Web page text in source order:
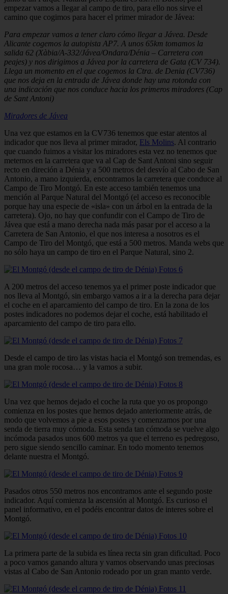
empezar vamos a llegar al campo de tiro, para ello nos sirve el
camino que cogimos para hacer el primer mirador de Jávea:
Para empezar vamos a tener claro cómo llegar a Jávea. Desde
Alicante cogemos la autopista AP7. A unos 65km tomamos la
salida 62 (Xàbia/A-332/Jávea/Ondara/Dénia – Carretera con
peajes) y nos dirigimos a Jávea por la carretera de Gata (CV 734).
Llega un momento en el que cogemos la Ctra. de Denia (CV736)
que nos deja en la entrada de Jávea donde hay una rotonda con
una indicación que nos conduce hacia los primeros miradores (Cap
de Sant Antoni)
Miradores de Jávea
Una vez que estamos en la CV736 tenemos que estar atentos al
indicador que nos lleva al primer mirador, Els Molins. Al contrario
que cuando fuimos a visitar los miradores esta vez no tenemos que
meternos en la carretera que va al Cap de Sant Antoni sino seguir
recto en direción a Dénia y a 500 metros del desvío al Cabo de San
Antonio, a mano izquierda, encontramos la carretera que conduce al
Campo de Tiro Montgó. En este acceso también tenemos una
mención al Parque Natural del Montgó (el acceso es reconocible
porque hay una especie de «isla» con un árbol en la entrada de la
carretera). Ojo, no hay que confundir con el Campo de Tiro de
Jávea que está a mano derecha nada más pasar por el acceso a la
Carretera de San Antonio, el que nos interesa a nosotros es el
Campo de Tiro del Montgó, que está a 500 metros. Manda webs que
no sólo haya un campo de tiro en el Parque Natural, sino 2.
A 200 metros del acceso tenemos ya el primer poste indicador que
nos lleva al Montgó, sin embargo vamos a ir a la derecha para dejar
el coche en el aparcamiento del campo de tiro. En la zona de los
postes indicadores no podemos dejar el coche, está habilitado el
aparcamiento del campo de tiro para ello.
Desde el campo de tiro las vistas hacia el Montgó son tremendas, es
una gran mole rocosa… y la vamos a subir.
Una vez que hemos dejado el coche la ruta que yo os propongo
comienza en los postes que hemos dejado anteriormente atrás, de
modo que volvemos a pie a esos postes y comenzamos por una
senda de tierra muy cómoda. Esta senda tan cómoda se vuelve algo
incómoda pasados unos 600 metros ya que el terreno es pedregoso,
pero sigue siendo sencillo caminar. En todo momento tenemos
delante nuestra el Montgó.
Pasados otros 550 metros nos encontramos ante el segundo poste
indicador. Aquí comienza la ascensión al Montgó. Es curioso el
panel informativo, en el podéis encontrar datos de interes sobre el
Montgó.
La primera parte de la subida es línea recta sin gran dificultad. Poco
a poco vamos ganando altura y vamos observando unas preciosas
vistas al Cabo de San Antonio rodeado por un gran manto verde.